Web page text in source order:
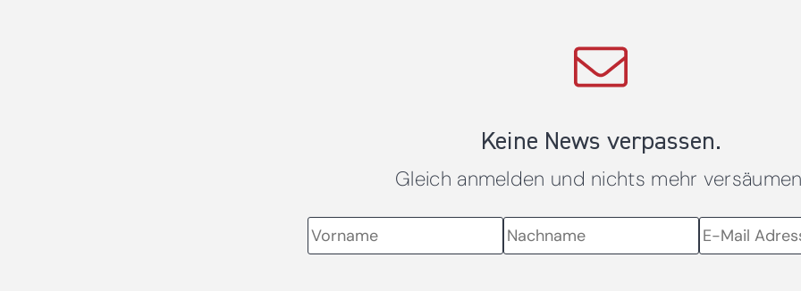
Keine News verpassen.
Gleich anmelden und nichts mehr